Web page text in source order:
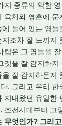
지 종류의 악한
육체와 영혼에 문
들어 있는 영들
조차 잘 느끼지
람은 그 영들을
것을 잘 감지하지
잘 감지하든지
. 그리고 우리 한
지내왔던 유일한
조선시대부터 그
무엇인가? 그리